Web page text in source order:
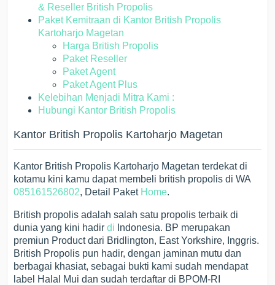
& Reseller British Propolis
Paket Kemitraan di Kantor British Propolis
Kartoharjo Magetan
Harga British Propolis
Paket Reseller
Paket Agent
Paket Agent Plus
Kelebihan Menjadi Mitra Kami :
Hubungi Kantor British Propolis
Kantor British Propolis Kartoharjo Magetan
Kantor British Propolis Kartoharjo Magetan terdekat di
kotamu kini kamu dapat membeli british propolis di WA
085161526802, Detail Paket Home.
British propolis adalah salah satu propolis terbaik di
dunia yang kini hadirdi Indonesia. BP merupakan
premiun Product dari Bridlington, East Yorkshire, Inggris.
British Propolis pun hadir, dengan jaminan mutu dan
berbagai khasiat, sebagai bukti kami sudah mendapat
label Halal Mui dan sudah terdaftar di BPOM-RI